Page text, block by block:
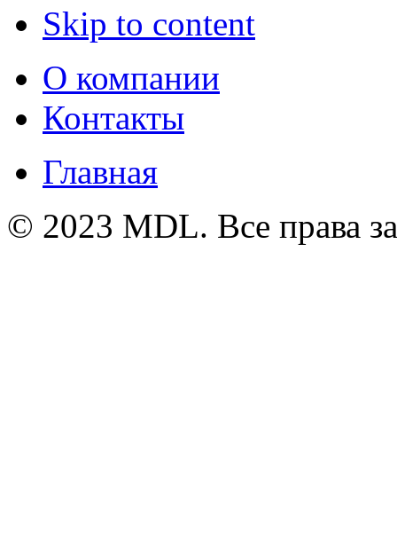
Skip to content
О компании
Контакты
Главная
© 2023 MDL. Все права